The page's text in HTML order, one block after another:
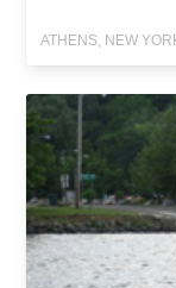
ATHENS, NEW